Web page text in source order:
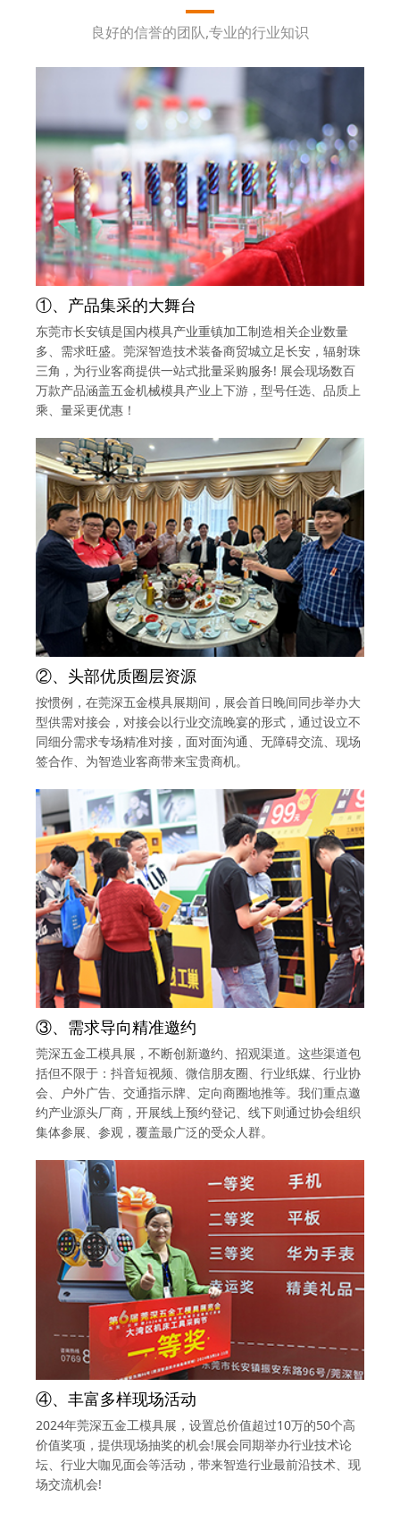
良好的信誉的团队,专业的行业知识
①、产品集采的大舞台
东莞市长安镇是国内模具产业重镇加工制造相关企业数量
多、需求旺盛。莞深智造技术装备商贸城立足长安，辐射珠
三角，为行业客商提供一站式批量采购服务! 展会现场数百
万款产品涵盖五金机械模具产业上下游，型号任选、品质上
乘、量采更优惠！
②、头部优质圈层资源
按惯例，在莞深五金模具展期间，展会首日晚间同步举办大
型供需对接会，对接会以行业交流晚宴的形式，通过设立不
同细分需求专场精准对接，面对面沟通、无障碍交流、现场
签合作、为智造业客商带来宝贵商机。
③、需求导向精准邀约
莞深五金工模具展，不断创新邀约、招观渠道。这些渠道包
括但不限于：抖音短视频、微信朋友圈、行业纸媒、行业协
会、户外广告、交通指示牌、定向商圈地推等。我们重点邀
约产业源头厂商，开展线上预约登记、线下则通过协会组织
集体参展、参观，覆盖最广泛的受众人群。
④、丰富多样现场活动
2024年莞深五金工模具展，设置总价值超过10万的50个高
价值奖项，提供现场抽奖的机会!展会同期举办行业技术论
坛、行业大咖见面会等活动，带来智造行业最前沿技术、现
场交流机会!